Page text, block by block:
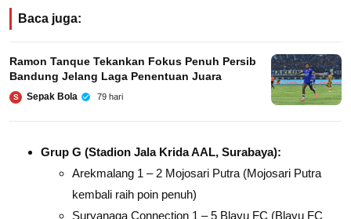
Baca juga:
Ramon Tanque Tekankan Fokus Penuh Persib
Bandung Jelang Laga Penentuan Juara
S Sepak Bola 79 hari
Grup G (Stadion Jala Krida AAL, Surabaya):
Arekmalang 1 – 2 Mojosari Putra (Mojosari Putra
kembali raih poin penuh)
Suryanaga Connection 1 – 5 Blayu FC (Blayu FC